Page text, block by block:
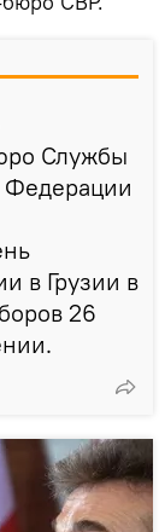
Службы
Федерации
в Грузии в
26